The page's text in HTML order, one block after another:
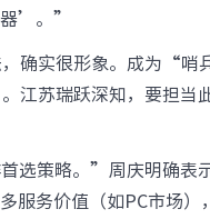
’。”
确实很形象。成为“哨
江苏瑞跃深知，要担当
选策略。”周庆明确表
服务价值（如PC市场）